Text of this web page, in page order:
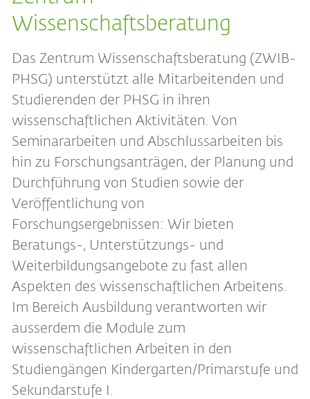
Wissenschaftsberatung
Das Zentrum Wissenschaftsberatung (ZWIB-
PHSG) unterstützt alle Mitarbeitenden und
Studierenden der PHSG in ihren
wissenschaftlichen Aktivitäten. Von
Seminararbeiten und Abschlussarbeiten bis
hin zu Forschungsanträgen, der Planung und
Durchführung von Studien sowie der
Veröffentlichung von
Forschungsergebnissen: Wir bieten
Beratungs-, Unterstützungs- und
Weiterbildungsangebote zu fast allen
Aspekten des wissenschaftlichen Arbeitens.
Im Bereich Ausbildung verantworten wir
ausserdem die Module zum
wissenschaftlichen Arbeiten in den
Studiengängen Kindergarten/Primarstufe und
Sekundarstufe I.